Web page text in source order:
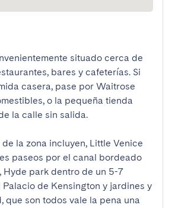
situado cerca de
bares y cafeterías. Si
casera, pase por Waitrose
o la pequeña tienda
la calle sin salida.
la zona incluyen, Little Venice
paseos por el canal bordeado
Hyde park dentro de un 5-7
Palacio de Kensington y jardines y
que son todos vale la pena una